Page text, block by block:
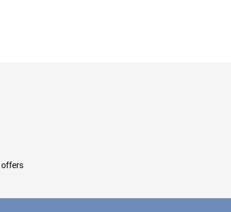
offers